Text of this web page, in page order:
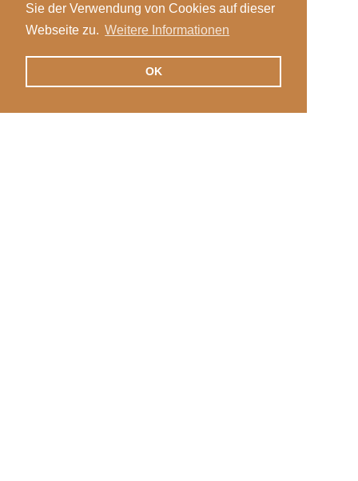
Sie der Verwendung von Cookies auf dieser
Webseite zu. Weitere Informationen
OK